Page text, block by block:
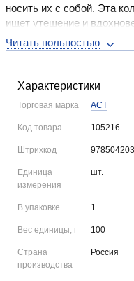
носить их с собой. Эта
ищет утешение и
отражающих
Карты идеально
нежности и игривости в
Характеристики
Торговая марка АСТ
Код товара 105216
Штрихкод
Единица
измерения
шт.
В упаковке 1
Вес единицы, г 100
Страна
производства
Россия